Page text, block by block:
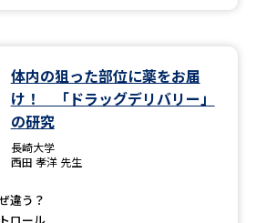
テレメール進学カタログ
体内の狙った部位に薬をお届
け！ 「ドラッグデリバリー」
の研究
長崎大学
西田 孝洋 先生
違う？